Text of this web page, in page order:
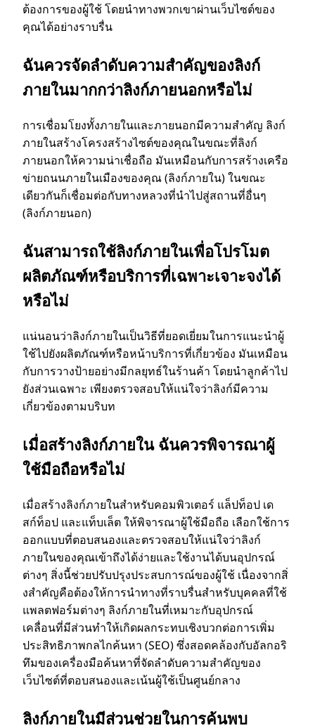
ต้องการของผู้ใช้ โดยนําทางพวกเขาผ่านเว็บไซต์ของ
คุณได้อย่างราบรื่น
ฉันควรจัดลําดับความสําคัญของลิงก์
ภายในมากกว่าลิงก์ภายนอกหรือไม่
การเชื่อมโยงทั้งภายในและภายนอกมีความสําคัญ ลิงก์
ภายในสร้างโครงสร้างไซต์ของคุณในขณะที่ลิงก์
ภายนอกให้ความน่าเชื่อถือ มันเหมือนกับการสร้างเครือ
ข่ายถนนภายในเมืองของคุณ (ลิงก์ภายใน) ในขณะ
เดียวกันก็เชื่อมต่อกับทางหลวงที่นําไปสู่สถานที่อื่นๆ
(ลิงก์ภายนอก)
ฉันสามารถใช้ลิงก์ภายในเพื่อโปรโมต
ผลิตภัณฑ์หรือบริการที่เฉพาะเจาะจงได้
หรือไม่
แน่นอนว่าลิงก์ภายในเป็นวิธีที่ยอดเยี่ยมในการแนะนําผู้
ใช้ไปยังผลิตภัณฑ์หรือหน้าบริการที่เกี่ยวข้อง มันเหมือน
กับการวางป้ายอย่างมีกลยุทธ์ในร้านค้า โดยนําลูกค้าไป
ยังส่วนเฉพาะ เพียงตรวจสอบให้แน่ใจว่าลิงก์มีความ
เกี่ยวข้องตามบริบท
เมื่อสร้างลิงก์ภายใน ฉันควรพิจารณาผู้
ใช้มือถือหรือไม่
เมื่อสร้างลิงก์ภายในสําหรับคอมพิวเตอร์ แล็ปท็อป เด
สก์ท็อป และแท็บเล็ต ให้พิจารณาผู้ใช้มือถือ เลือกใช้การ
ออกแบบที่ตอบสนองและตรวจสอบให้แน่ใจว่าลิงก์
ภายในของคุณเข้าถึงได้ง่ายและใช้งานได้บนอุปกรณ์
ต่างๆ สิ่งนี้ช่วยปรับปรุงประสบการณ์ของผู้ใช้ เนื่องจากสิ่
งสําคัญคือต้องให้การนําทางที่ราบรื่นสําหรับบุคคลที่ใช้
แพลตฟอร์มต่างๆ ลิงก์ภายในที่เหมาะกับอุปกรณ์
เคลื่อนที่มีส่วนทําให้เกิดผลกระทบเชิงบวกต่อการเพิ่ม
ประสิทธิภาพกลไกค้นหา (SEO) ซึ่งสอดคล้องกับอัลกอริ
ทึมของเครื่องมือค้นหาที่จัดลําดับความสําคัญของ
เว็บไซต์ที่ตอบสนองและเน้นผู้ใช้เป็นศูนย์กลาง
ลิงก์ภายในมีส่วนช่วยในการค้นพบ